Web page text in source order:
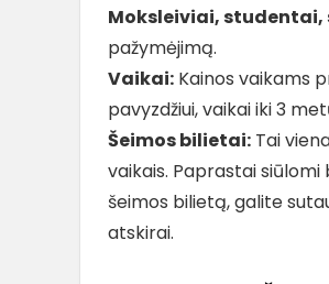
Moksleiviai, studentai,
pažymėjimą.
Vaikai: Kainos vaikams
pavyzdžiui, vaikai iki 3
Šeimos bilietai: Tai
vaikais. Paprastai siūlomi
šeimos bilietą, galite
atskirai.